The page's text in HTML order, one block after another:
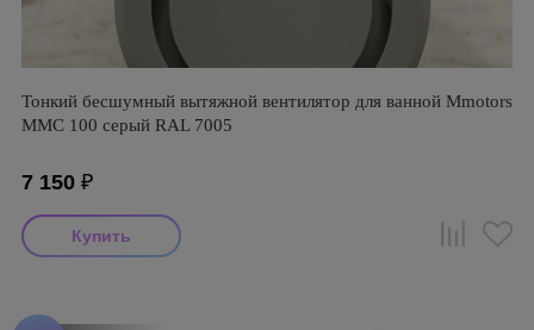
Тонкий бесшумный вытяжной вентилятор для ванной Mmotors
ММC 100 серый RAL 7005
7 150 ₽